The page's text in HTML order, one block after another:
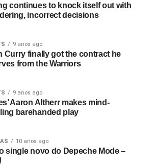
continues to knock itself out with
incorrect decisions
9 anos ago
Curry finally got the contract he
from the Warriors
9 anos ago
Aaron Altherr makes mind-
barehanded play
10 anos ago
single novo do Depeche Mode –